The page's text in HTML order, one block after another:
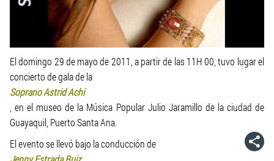
El domingo 29 de mayo de 2011, a partir de las 11H 00, tuvo lugar el
concierto de gala de la
Soprano Astrid Achi
, en el museo de la Música Popular Julio Jaramillo de la ciudad de
Guayaquil, Puerto Santa Ana.
El evento se llevó bajo la conducción de